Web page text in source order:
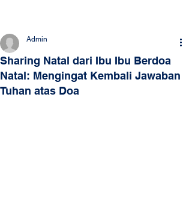
Sharing Natal dari Ibu Ibu Berdoa
Natal: Mengingat Kembali Jawaban
Tuhan atas Doa
Admin